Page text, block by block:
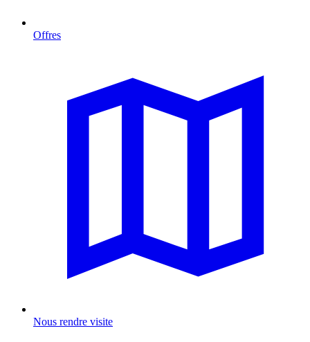
Offres
Nous rendre visite